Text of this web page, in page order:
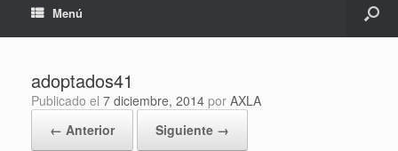
Menú
adoptados41
Publicado el 7 diciembre, 2014 por AXLA
← Anterior
Siguiente →